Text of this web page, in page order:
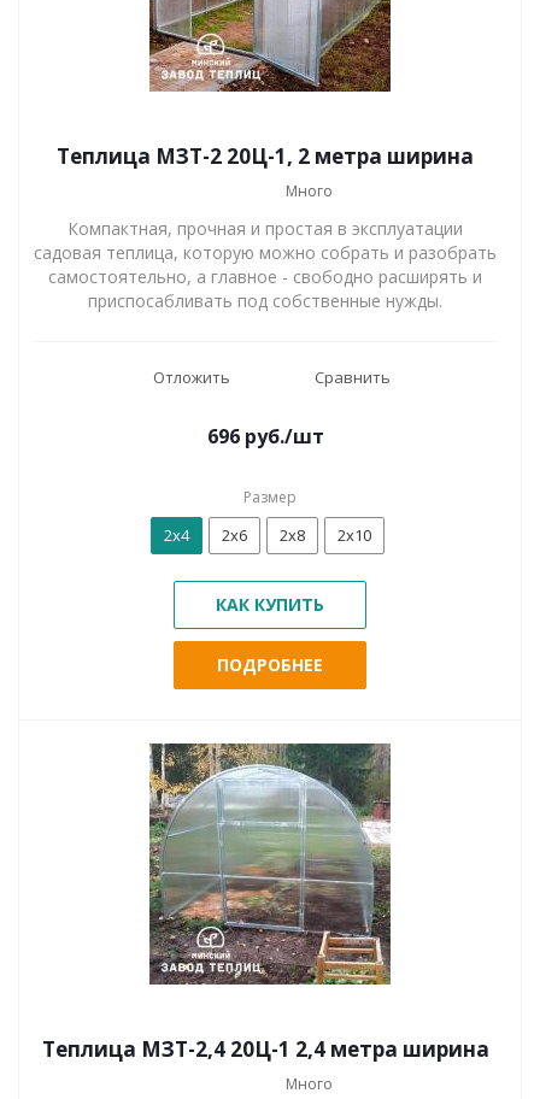
Теплица МЗТ-2 20Ц-1, 2 метра ширина
Много
Компактная, прочная и простая в эксплуатации
садовая теплица, которую можно собрать и разобрать
самостоятельно, а главное - свободно расширять и
приспосабливать под собственные нужды.
Отложить Сравнить
696 руб./шт
Размер
2x4 2x6 2x8 2x10
КАК КУПИТЬ
ПОДРОБНЕЕ
Теплица МЗТ-2,4 20Ц-1 2,4 метра ширина
Много